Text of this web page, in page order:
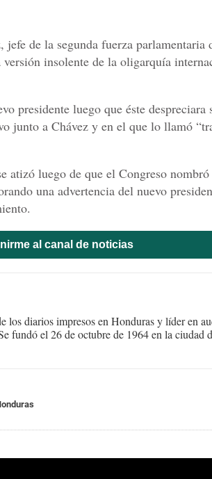
de la segunda fuerza parlamentaria
versión insolente de la oligarquía
presidente luego que éste despreciara
junto a Chávez y en el que lo llamó
atizó luego de que el Congreso nombró
una advertencia del nuevo
al canal de noticias
los diarios impresos en Honduras y líder en
fundó el 26 de octubre de 1964 en la ciudad